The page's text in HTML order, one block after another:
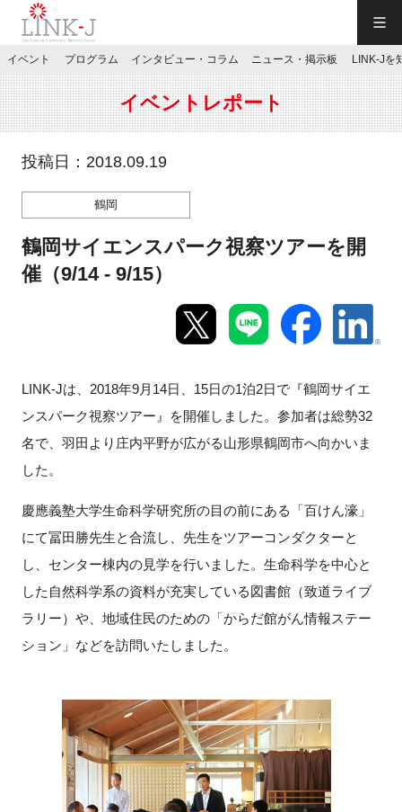
JP／EN
特別会員専用メニュー
施設ご予約
プログラム
ニュース・掲示板
特別会員
施設・アクセス
イベント プログラム インタビュー・コラム ニュース・掲示板 LINK-Jを
イベントレポート
投稿日：2018.09.19
鶴岡
鶴岡サイエンスパーク視察ツアーを開
催（9/14 - 9/15）
LINK-Jは、2018年9月14日、15日の1泊2日で『鶴岡サイエ
ンスパーク視察ツアー』を開催しました。参加者は総勢32
名で、羽田より庄内平野が広がる山形県鶴岡市へ向かいま
した。
慶應義塾大学生命科学研究所の目の前にある「百けん濠」
にて冨田勝先生と合流し、先生をツアーコンダクターと
し、センター棟内の見学を行いました。生命科学を中心と
した自然科学系の資料が充実している図書館（致道ライブ
ラリー）や、地域住民のための「からだ館がん情報ステー
ション」などを訪問いたしました。